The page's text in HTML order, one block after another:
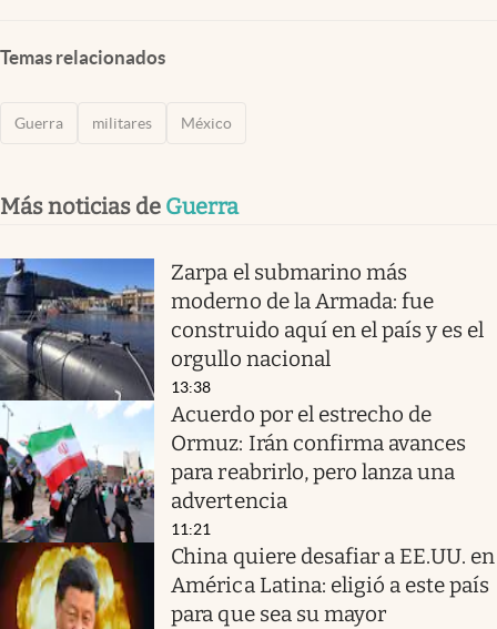
Temas relacionados
Guerra militares México
Más noticias de Guerra
Zarpa el submarino más
moderno de la Armada: fue
construido aquí en el país y es el
orgullo nacional
13:38
Acuerdo por el estrecho de
Ormuz: Irán confirma avances
para reabrirlo, pero lanza una
advertencia
11:21
China quiere desafiar a EE.UU. en
América Latina: eligió a este país
para que sea su mayor